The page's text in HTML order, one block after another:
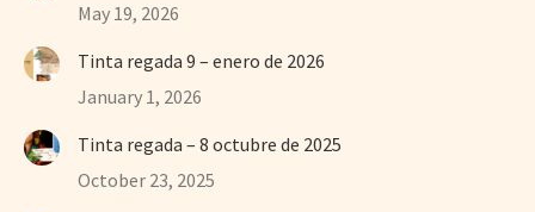
May 19, 2026
Tinta regada 9 – enero de 2026
January 1, 2026
Tinta regada – 8 octubre de 2025
October 23, 2025